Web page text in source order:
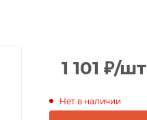
1 101 ₽/шт
Нет в наличии